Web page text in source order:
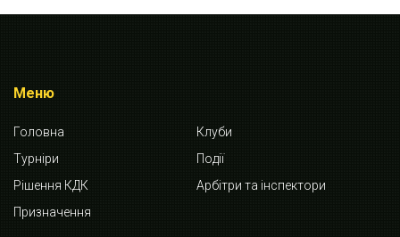
Меню
Головна
Клуби
Турніри
Події
Рішення КДК
Арбітри та інспектори
Призначення